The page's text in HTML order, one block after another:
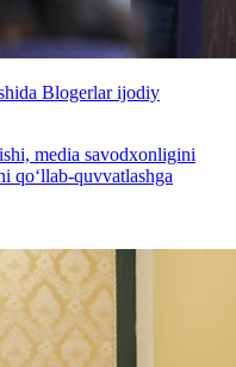
Blogerlar ijodiy
media savodxonligini
qo‘llab-quvvatlashga